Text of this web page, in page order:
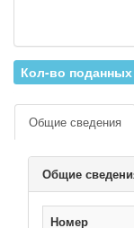
Кол-во поданных
Общие сведения
Общие
Номер